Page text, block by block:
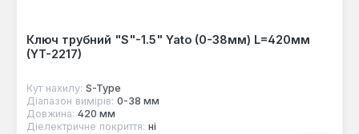
Ключ трубний "S"-1.5" Yato (0-38мм) L=420мм
(YT-2217)
Кут нахилу: S-Type
Діапазон вимірів: 0-38 мм
Довжина: 420 мм
Діелектричне покриття: ні